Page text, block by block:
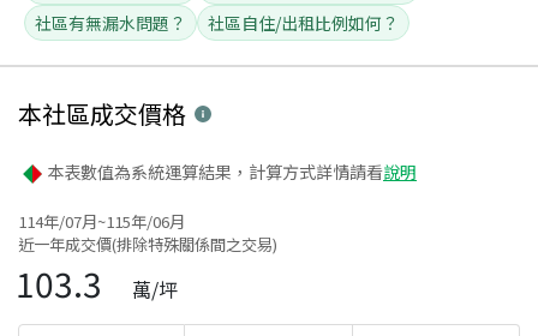
社區有無漏水問題？
社區自住/出租比例如何？
本社區成交價格
本表數值為系統運算結果，計算方式詳情請看說明
114年/07月~115年/06月
近一年成交價(排除特殊關係間之交易)
103.3 萬/坪